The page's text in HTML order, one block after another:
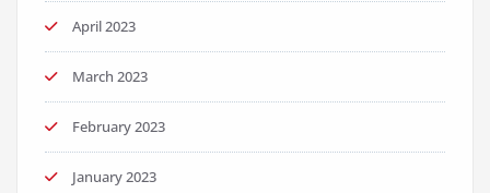
April 2023
March 2023
February 2023
January 2023